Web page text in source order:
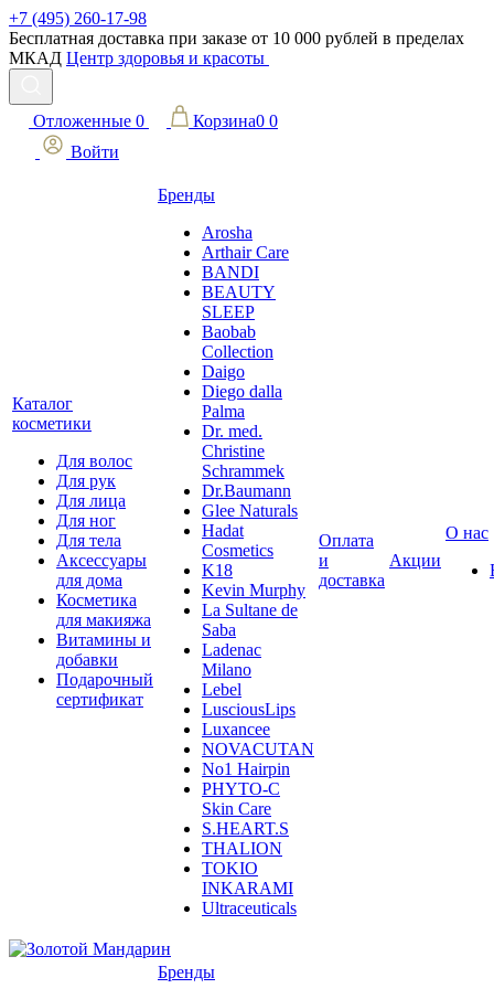
+7 (495) 260-17-98
Бесплатная доставка при заказе от 10 000 рублей в пределах
МКАД Центр здоровья и красоты
Отложенные 0 Корзина0 0
Войти
Каталог
косметики
Для волос
Для рук
Для лица
Для ног
Для тела
Аксессуары
для дома
Косметика
для макияжа
Витамины и
добавки
Подарочный
сертификат
Бренды
Arosha
Arthair Care
BANDI
BEAUTY
SLEEP
Baobab
Collection
Daigo
Diego dalla
Palma
Dr. med.
Christine
Schrammek
Dr.Baumann
Glee Naturals
Hadat
Cosmetics
K18
Kevin Murphy
La Sultane de
Saba
Ladenac
Milano
Lebel
LusciousLips
Luxancee
NOVACUTAN
No1 Hairpin
PHYTO-C
Skin Care
S.HEART.S
THALION
TOKIO
INKARAMI
Ultraceuticals
Оплата
и
доставка
Акции
О нас
Бренды